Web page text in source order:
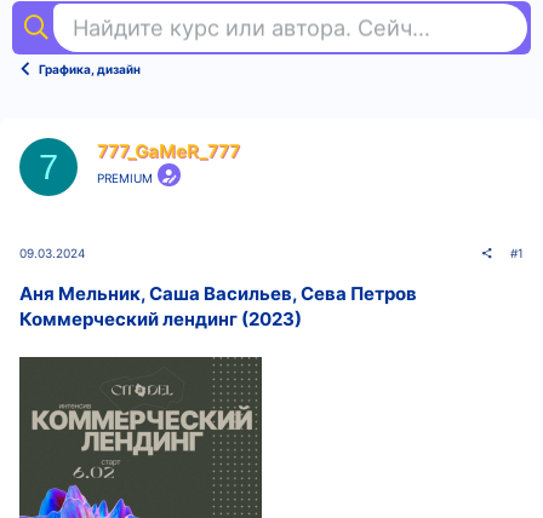
т
о
т
а
н
а
Найдите курс или автора. Сейчас ищут
Графика, дизайн
7 777_GaMeR_777
PREMIUM
09.03.2024 #1
Аня Мельник, Саша Васильев, Сева Петров
Коммерческий лендинг (2023)